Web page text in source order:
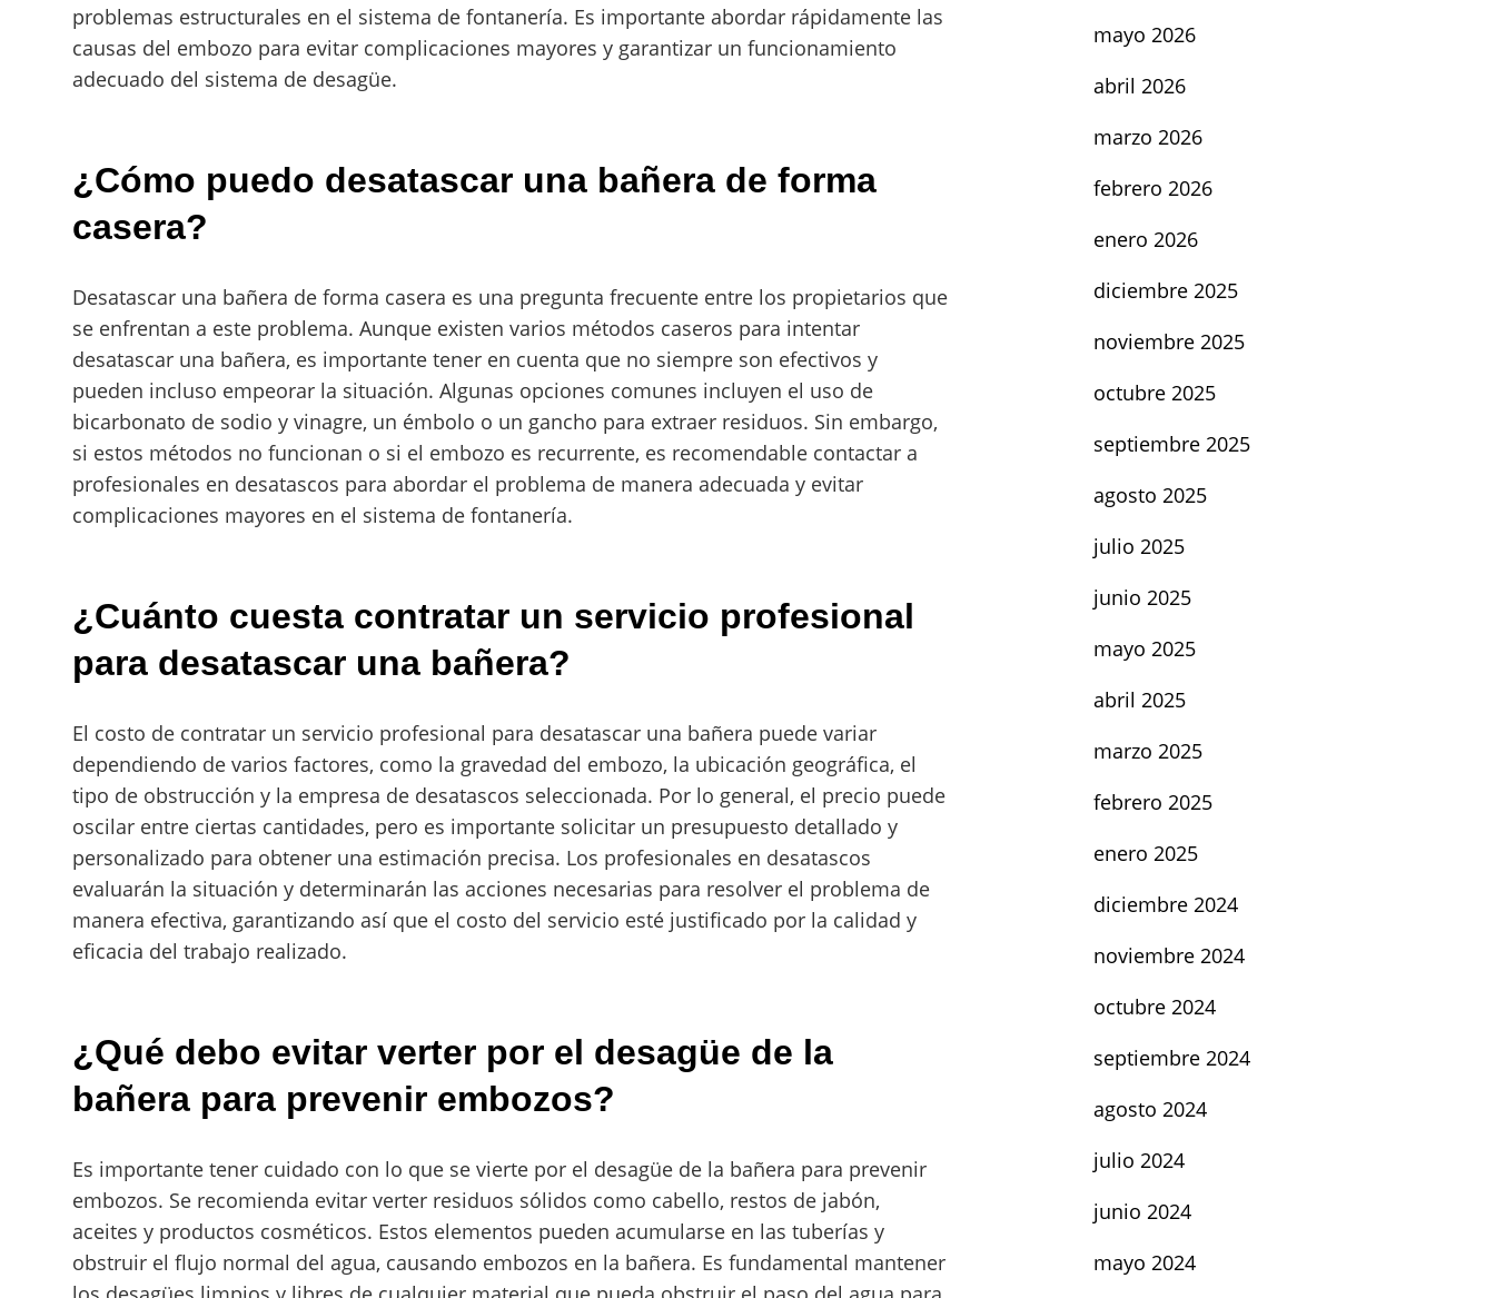
problemas estructurales en el sistema de fontanería. Es importante abordar rápidamente las
causas del embozo para evitar complicaciones mayores y garantizar un funcionamiento
adecuado del sistema de desagüe.
¿Cómo puedo desatascar una bañera de forma
casera?
Desatascar una bañera de forma casera es una pregunta frecuente entre los propietarios que
se enfrentan a este problema. Aunque existen varios métodos caseros para intentar
desatascar una bañera, es importante tener en cuenta que no siempre son efectivos y
pueden incluso empeorar la situación. Algunas opciones comunes incluyen el uso de
bicarbonato de sodio y vinagre, un émbolo o un gancho para extraer residuos. Sin embargo,
si estos métodos no funcionan o si el embozo es recurrente, es recomendable contactar a
profesionales en desatascos para abordar el problema de manera adecuada y evitar
complicaciones mayores en el sistema de fontanería.
¿Cuánto cuesta contratar un servicio profesional
para desatascar una bañera?
El costo de contratar un servicio profesional para desatascar una bañera puede variar
dependiendo de varios factores, como la gravedad del embozo, la ubicación geográfica, el
tipo de obstrucción y la empresa de desatascos seleccionada. Por lo general, el precio puede
oscilar entre ciertas cantidades, pero es importante solicitar un presupuesto detallado y
personalizado para obtener una estimación precisa. Los profesionales en desatascos
evaluarán la situación y determinarán las acciones necesarias para resolver el problema de
manera efectiva, garantizando así que el costo del servicio esté justificado por la calidad y
eficacia del trabajo realizado.
¿Qué debo evitar verter por el desagüe de la
bañera para prevenir embozos?
Es importante tener cuidado con lo que se vierte por el desagüe de la bañera para prevenir
embozos. Se recomienda evitar verter residuos sólidos como cabello, restos de jabón,
aceites y productos cosméticos. Estos elementos pueden acumularse en las tuberías y
obstruir el flujo normal del agua, causando embozos en la bañera. Es fundamental mantener
mayo 2026
abril 2026
marzo 2026
febrero 2026
enero 2026
diciembre 2025
noviembre 2025
octubre 2025
septiembre 2025
agosto 2025
julio 2025
junio 2025
mayo 2025
abril 2025
marzo 2025
febrero 2025
enero 2025
diciembre 2024
noviembre 2024
octubre 2024
septiembre 2024
agosto 2024
julio 2024
junio 2024
mayo 2024